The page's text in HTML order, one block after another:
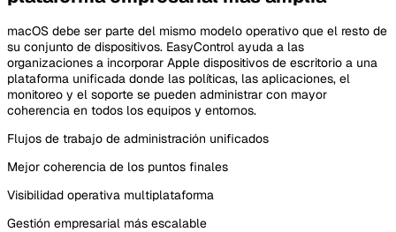
macOS debe ser parte del mismo modelo operativo que el resto de
su conjunto de dispositivos. EasyControl ayuda a las
organizaciones a incorporar Apple dispositivos de escritorio a una
plataforma unificada donde las políticas, las aplicaciones, el
monitoreo y el soporte se pueden administrar con mayor
coherencia en todos los equipos y entornos.
Flujos de trabajo de administración unificados
Mejor coherencia de los puntos finales
Visibilidad operativa multiplataforma
Gestión empresarial más escalable